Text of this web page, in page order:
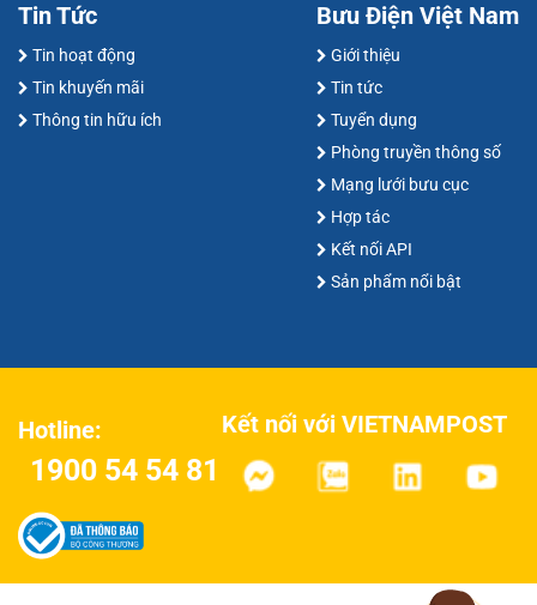
Tin Tức
Tin hoạt động
Tin khuyến mãi
Thông tin hữu ích
Bưu Điện Việt Nam
Giới thiệu
Tin tức
Tuyển dụng
Phòng truyền thông số
Mạng lưới bưu cục
Hợp tác
Kết nối API
Sản phẩm nổi bật
Hotline:
1900 54 54 81
Kết nối với VIETNAMPOST